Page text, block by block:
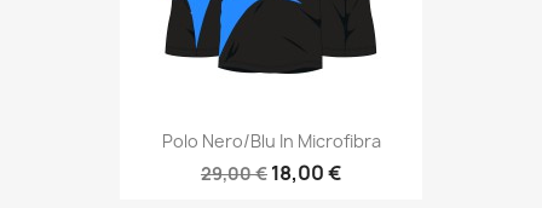
Polo Nero/blu In Microfibra
29,00 € 18,00 €